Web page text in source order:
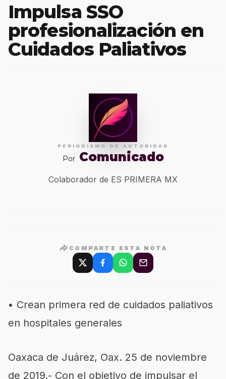
Impulsa SSO
profesionalización en
Cuidados Paliativos
PERIODISMO DE AUTORIDAD
Por Comunicado
Colaborador de ES PRIMERA MX
COMPARTE ESTA NOTA
• Crean primera red de cuidados paliativos
en hospitales generales
Oaxaca de Juárez, Oax. 25 de noviembre
de 2019.- Con el objetivo de impulsar el